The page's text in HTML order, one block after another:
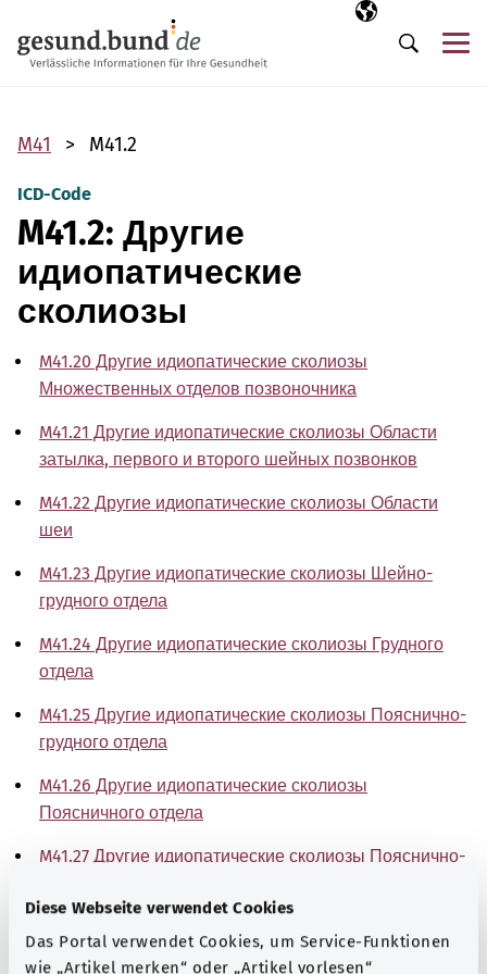
Diese Webseite verwendet Cookies
Das Portal verwendet Cookies, um Service-Funktionen
wie „Artikel merken“ oder „Artikel vorlesen“
Выбранный
RU
Поиск
M41 M41.2
ICD-Code
M41.2: Другие
идиопатические
сколиозы
M41.20 Другие идиопатические сколиозы
Множественных отделов позвоночника
M41.21 Другие идиопатические сколиозы Области
затылка, первого и второго шейных позвонков
M41.22 Другие идиопатические сколиозы Области
шеи
M41.23 Другие идиопатические сколиозы Шейно-
грудного отдела
M41.24 Другие идиопатические сколиозы Грудного
отдела
M41.25 Другие идиопатические сколиозы Пояснично-
грудного отдела
M41.26 Другие идиопатические сколиозы
Поясничного отдела
M41.27 Другие идиопатические сколиозы Пояснично-
Крестцового и крестцово-копчикового отдела